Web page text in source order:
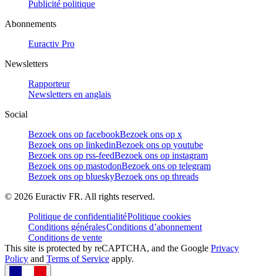
Publicité politique
Abonnements
Euractiv Pro
Newsletters
Rapporteur
Newsletters en anglais
Social
Bezoek ons op facebookBezoek ons op x
Bezoek ons op linkedinBezoek ons op youtube
Bezoek ons op rss-feedBezoek ons op instagram
Bezoek ons op mastodonBezoek ons op telegram
Bezoek ons op blueskyBezoek ons op threads
© 2026 Euractiv FR. All rights reserved.
Politique de confidentialitéPolitique cookies
Conditions généralesConditions d’abonnement
Conditions de vente
This site is protected by reCAPTCHA, and the Google Privacy
Policy and Terms of Service apply.